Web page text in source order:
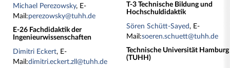
Michael Perezowsky, E-
Mail:perezowsky@tuhh.de
E-26 Fachdidaktik der
Ingenieurwissenschaften
Dimitri Eckert, E-
Mail:dimitri.eckert.zll@tuhh.de
T-3 Technische Bildung und
Hochschuldidaktik
Sören Schütt-Sayed, E-
Mail:soeren.schuett@tuhh.de
Technische Universität Hamburg
(TUHH)